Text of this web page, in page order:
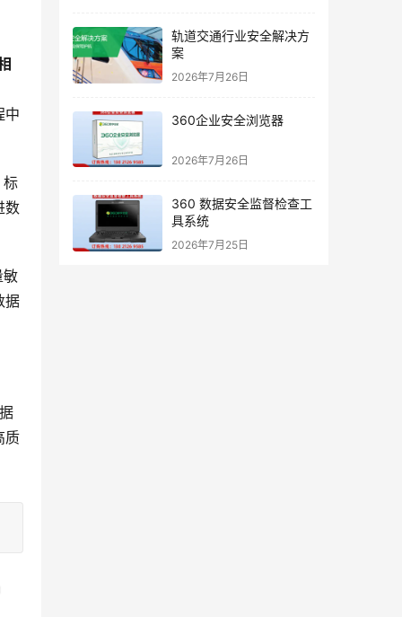
中
标
数
敏
据
质
轨道交通行业安全解决方
案
2026年7月26日
360企业安全浏览器
2026年7月26日
360 数据安全监督检查工
具系统
2026年7月25日